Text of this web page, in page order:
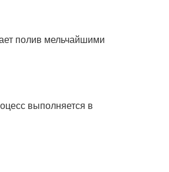
полив мельчайшими
выполняется в